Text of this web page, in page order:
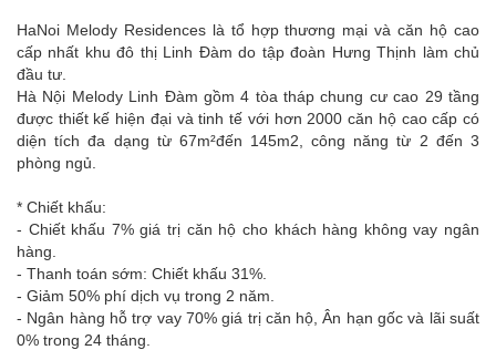
HaNoi Melody Residences là tổ hợp thương mại và căn hộ cao
cấp nhất khu đô thị Linh Đàm do tập đoàn Hưng Thịnh làm chủ
đầu tư.
Hà Nội Melody Linh Đàm gồm 4 tòa tháp chung cư cao 29 tầng
được thiết kế hiện đại và tinh tế với hơn 2000 căn hộ cao cấp có
diện tích đa dạng từ 67m²đến 145m2, công năng từ 2 đến 3
phòng ngủ.
* Chiết khấu:
- Chiết khấu 7% giá trị căn hộ cho khách hàng không vay ngân
hàng.
- Thanh toán sớm: Chiết khấu 31%.
- Giảm 50% phí dịch vụ trong 2 năm.
- Ngân hàng hỗ trợ vay 70% giá trị căn hộ, Ân hạn gốc và lãi suất
0% trong 24 tháng.